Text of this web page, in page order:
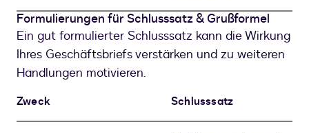
Formulierungen für Schlusssatz & Grußformel
Ein gut formulierter Schlusssatz kann die Wirkung
Ihres Geschäftsbriefs verstärken und zu weiteren
Handlungen motivieren.
Zweck Schlusssatz